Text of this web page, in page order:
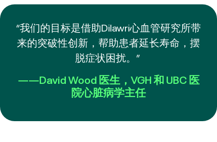
“我们的目标是借助Dilawri心血管研究所带
来的突破性创新，帮助患者延长寿命，摆
脱症状困扰。”
——David Wood 医生，VGH 和 UBC 医
院心脏病学主任